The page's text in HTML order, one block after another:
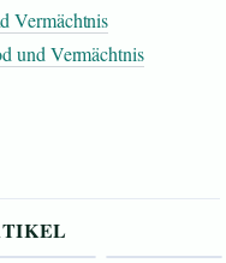
Vermächtnis
und Vermächtnis